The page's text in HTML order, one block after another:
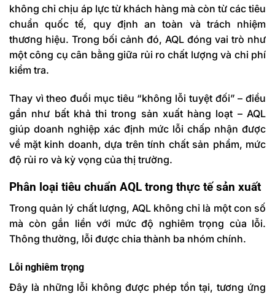
không chỉ chịu áp lực từ khách hàng mà còn từ các tiêu
chuẩn quốc tế, quy định an toàn và trách nhiệm
thương hiệu. Trong bối cảnh đó, AQL đóng vai trò như
mộtcông cụ cân bằng giữa rủi ro chất lượng và chi phí
kiểm tra.
Thay vì theo đuổi mục tiêu “không lỗi tuyệt đối” – điều
gần như bất khả thi trong sản xuất hàng loạt – AQL
giúp doanh nghiệp xác định mức lỗi chấp nhận được
về mặt kinh doanh, dựa trên tính chất sản phẩm, mức
độ rủi ro và kỳ vọng của thị trường.
Phân loại tiêu chuẩn AQL trong thực tế sản xuất
Trong quản lý chất lượng, AQL không chỉ là một con số
mà còn gắn liền với mức độ nghiêm trọng của lỗi.
Thông thường, lỗi được chia thành ba nhóm chính.
Lỗi nghiêm trọng
Đây là những lỗi không được phép tồn tại, tương ứng